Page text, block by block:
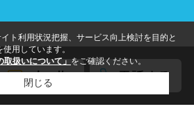
ト利用状況把握、サービス向上検討を目的と
用しています。
取扱いについて」 をご確認ください。
閉じる